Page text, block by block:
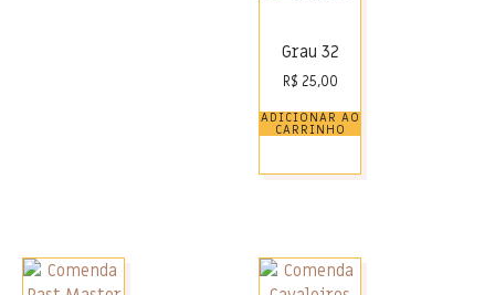
Grau 32
R$ 25,00
ADICIONAR AO
CARRINHO